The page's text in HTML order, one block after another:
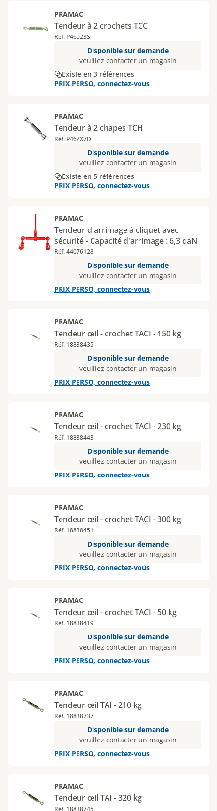
PRAMAC
Tendeur à 2 crochets TCC
Réf. P46023S
Disponible sur demande
veuillez contacter un magasin
Existe en 3 références
PRIX PERSO, connectez-vous
PRAMAC
Tendeur à 2 chapes TCH
Réf. P46ZX7D
Disponible sur demande
veuillez contacter un magasin
Existe en 5 références
PRIX PERSO, connectez-vous
PRAMAC
Tendeur d'arrimage à cliquet avec
sécurité - Capacité d'arrimage : 6,3 daN
Réf. 44076128
Disponible sur demande
veuillez contacter un magasin
PRIX PERSO, connectez-vous
PRAMAC
Tendeur œil - crochet TACI - 150 kg
Réf. 18838435
Disponible sur demande
veuillez contacter un magasin
PRIX PERSO, connectez-vous
PRAMAC
Tendeur œil - crochet TACI - 230 kg
Réf. 18838443
Disponible sur demande
veuillez contacter un magasin
PRIX PERSO, connectez-vous
PRAMAC
Tendeur œil - crochet TACI - 300 kg
Réf. 18838451
Disponible sur demande
veuillez contacter un magasin
PRIX PERSO, connectez-vous
PRAMAC
Tendeur œil - crochet TACI - 50 kg
Réf. 18838419
Disponible sur demande
veuillez contacter un magasin
PRIX PERSO, connectez-vous
PRAMAC
Tendeur œil TAI - 210 kg
Réf. 18838737
Disponible sur demande
veuillez contacter un magasin
PRIX PERSO, connectez-vous
PRAMAC
Tendeur œil TAI - 320 kg
Réf. 18838745